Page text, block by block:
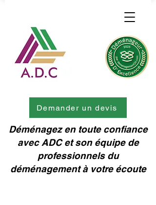
Déménagez en toute confiance
avec ADC et son équipe de
professionnels du
déménagement à votre écoute
Demander un devis